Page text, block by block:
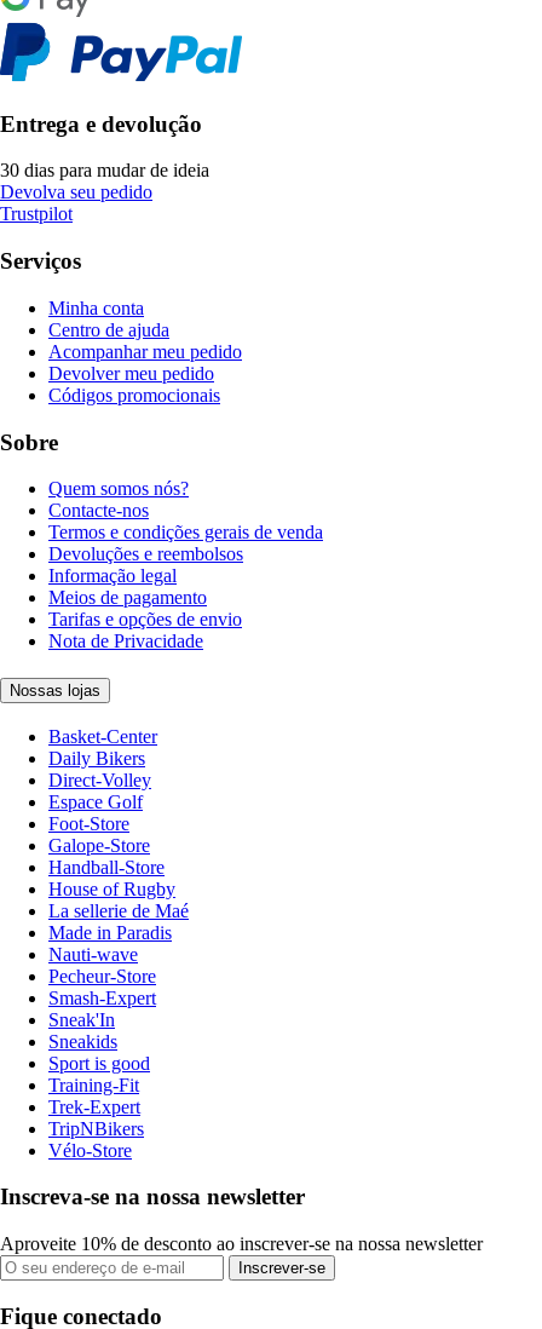
Entrega e devolução
30 dias para mudar de ideia
Devolva seu pedido
Trustpilot
Serviços
Minha conta
Centro de ajuda
Acompanhar meu pedido
Devolver meu pedido
Códigos promocionais
Sobre
Quem somos nós?
Contacte-nos
Termos e condições gerais de venda
Devoluções e reembolsos
Informação legal
Meios de pagamento
Tarifas e opções de envio
Nota de Privacidade
Nossas lojas
Basket-Center
Daily Bikers
Direct-Volley
Espace Golf
Foot-Store
Galope-Store
Handball-Store
House of Rugby
La sellerie de Maé
Made in Paradis
Nauti-wave
Pecheur-Store
Smash-Expert
Sneak'In
Sneakids
Sport is good
Training-Fit
Trek-Expert
TripNBikers
Vélo-Store
Inscreva-se na nossa newsletter
Aproveite 10% de desconto ao inscrever-se na nossa newsletter
Inscrever-se
Fique conectado